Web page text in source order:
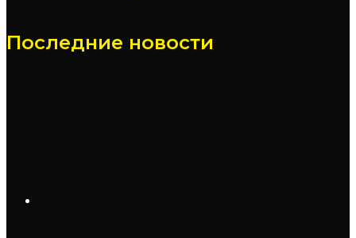
Последние новости